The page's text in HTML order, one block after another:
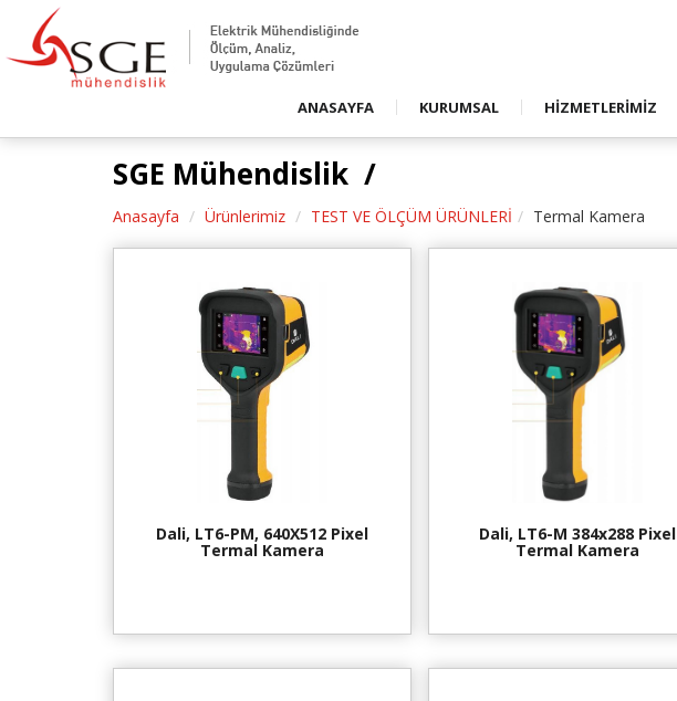
ANASAYFA KURUMSAL
Basında SGE
HİZMETLERİMİZ
Danışmanlık
SGE Mühendislik /
Anasayfa Ürünlerimiz TEST VE ÖLÇÜM ÜRÜNLERİ Termal Kamera
Dali, LT6-PM, 640X512 Pixel
Termal Kamera
Dali, LT6-M 384x288 Pixel
Termal Kamera